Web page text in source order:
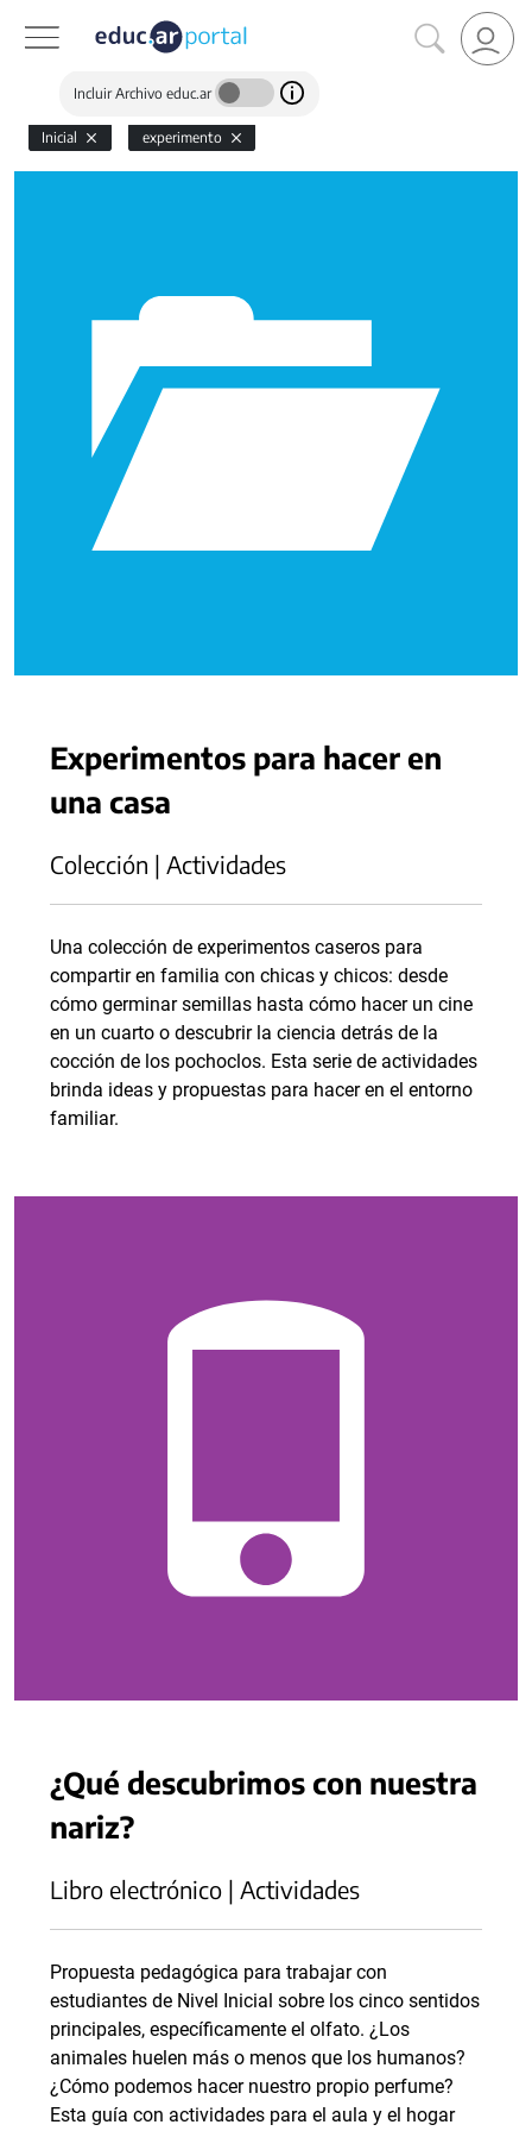
Incluir Archivo educ.ar
Inicial experimento
Experimentos para hacer en
una casa
Colección | Actividades
Una colección de experimentos caseros para
compartir en familia con chicas y chicos: desde
cómo germinar semillas hasta cómo hacer un cine
en un cuarto o descubrir la ciencia detrás de la
cocción de los pochoclos. Esta serie de actividades
brinda ideas y propuestas para hacer en el entorno
familiar.
¿Qué descubrimos con nuestra
nariz?
Libro electrónico | Actividades
Propuesta pedagógica para trabajar con
estudiantes de Nivel Inicial sobre los cinco sentidos
principales, específicamente el olfato. ¿Los
animales huelen más o menos que los humanos?
¿Cómo podemos hacer nuestro propio perfume?
Esta guía con actividades para el aula y el hogar